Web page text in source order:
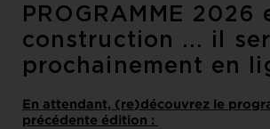
PROGRAMME 2026
construction ... il
prochainement en
En attendant, (re)découvrez le
précédente édition :